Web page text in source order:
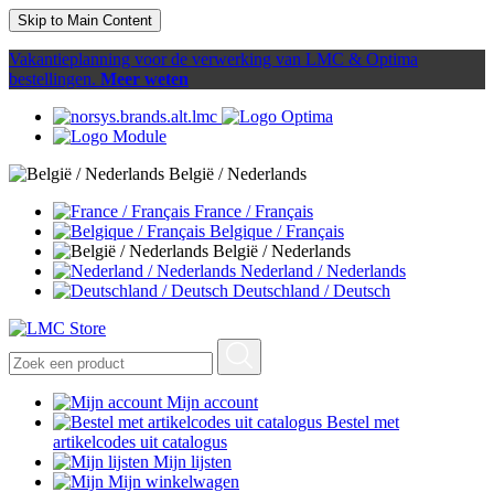
Skip to Main Content
Vakantieplanning voor de verwerking van LMC & Optima
bestellingen. Meer weten
België / Nederlands
France / Français
Belgique / Français
België / Nederlands
Nederland / Nederlands
Deutschland / Deutsch
Mijn account
Bestel met
artikelcodes uit catalogus
Mijn lijsten
Mijn winkelwagen